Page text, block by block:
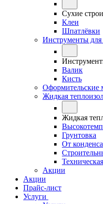
Сухие
Клеи
Шпатлёвки
Инструменты
Валик
Кисть
Оформительские
Жидкая
Жидкая
Грунтовка
От
Акции
Акции
Прайс-лист
Услуги